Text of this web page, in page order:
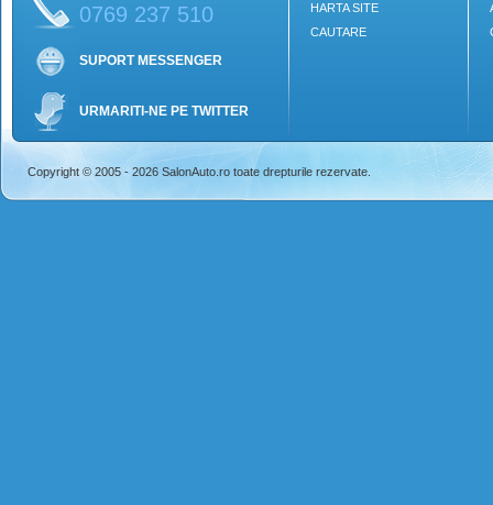
0769 237 510
SUPORT MESSENGER
URMARITI-NE PE TWITTER
HARTA SITE
CAUTARE
Copyright © 2005 - 2026 SalonAuto.ro toate drepturile rezervate.